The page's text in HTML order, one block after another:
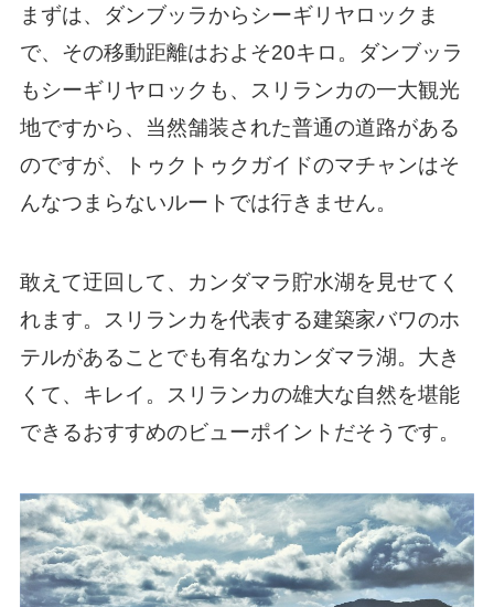
まずは、ダンブッラからシーギリヤロックま
で、その移動距離はおよそ20キロ。ダンブッラ
もシーギリヤロックも、スリランカの一大観光
地ですから、当然舗装された普通の道路がある
のですが、トゥクトゥクガイドのマチャンはそ
んなつまらないルートでは行きません。
敢えて迂回して、カンダマラ貯水湖を見せてく
れます。スリランカを代表する建築家バワのホ
テルがあることでも有名なカンダマラ湖。大き
くて、キレイ。スリランカの雄大な自然を堪能
できるおすすめのビューポイントだそうです。